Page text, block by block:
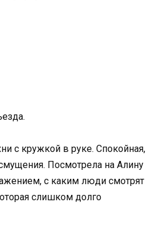
с кружкой в руке. Спокойная,
Посмотрела на Алину
с каким люди смотрят
слишком долго